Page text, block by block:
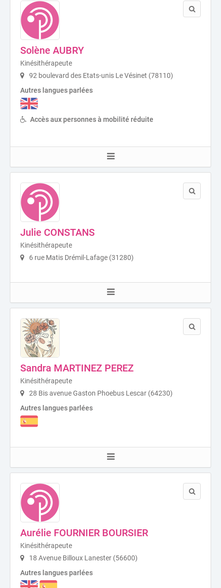
Solène AUBRY
Kinésithérapeute
92 boulevard des Etats-unis Le Vésinet (78110)
Autres langues parlées
Accès aux personnes à mobilité réduite
Julie CONSTANS
Kinésithérapeute
6 rue Matis Drémil-Lafage (31280)
Sandra MARTINEZ PEREZ
Kinésithérapeute
28 Bis avenue Gaston Phoebus Lescar (64230)
Autres langues parlées
Aurélie FOURNIER BOURSIER
Kinésithérapeute
18 Avenue Billoux Lanester (56600)
Autres langues parlées